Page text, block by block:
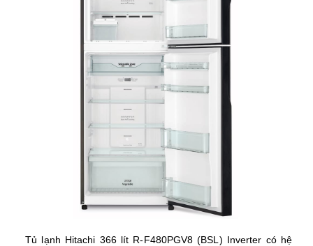
Tủ lạnh Hitachi 366 lít R-F480PGV8 (BSL) Inverter có hệ